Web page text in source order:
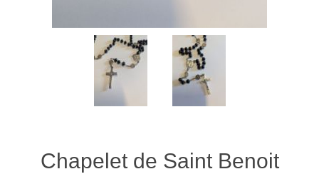
Chapelet de Saint Benoit